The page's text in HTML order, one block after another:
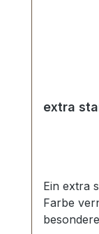
extra
Ein extra
Farbe